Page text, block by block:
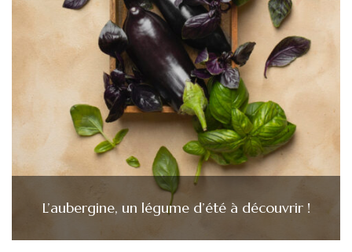
L’aubergine, un légume d’été à découvrir !